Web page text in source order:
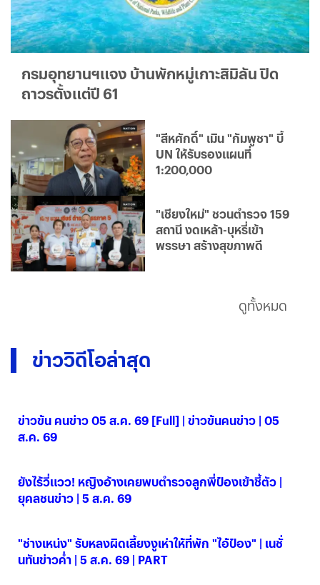
กรมอุทยานฯแจง บ้านพักหมู่เกาะสิมิลัน ปิด
ถาวรตั้งแต่ปี 61
"สีหศักดิ์" เมิน "กัมพูชา" บี้
UN ให้รับรองแผนที่
1:200,000
"เชียงใหม่" ชวนตำรวจ 159
สถานี งดเหล้า-บุหรี่เข้า
พรรษา สร้างสุขภาพดี
ดูทั้งหมด
ข่าววิดีโอล่าสุด
ข่าวข้น คนข่าว 05 ส.ค. 69 [Full] | ข่าวข้นคนข่าว | 05
ส.ค. 69
ยังไร้วี่แวว! หญิงอ้างเคยพบตำรวจลูกพี่ป๋องเข้าชี้ตัว |
ยุคลชนข่าว | 5 ส.ค. 69
"ช่างเหน่ง" รับหลงผิดเลี้ยงงูเห่าให้ที่พัก "ไอ้ป๋อง" | เนชั่
นทันข่าวค่ำ | 5 ส.ค. 69 | PART